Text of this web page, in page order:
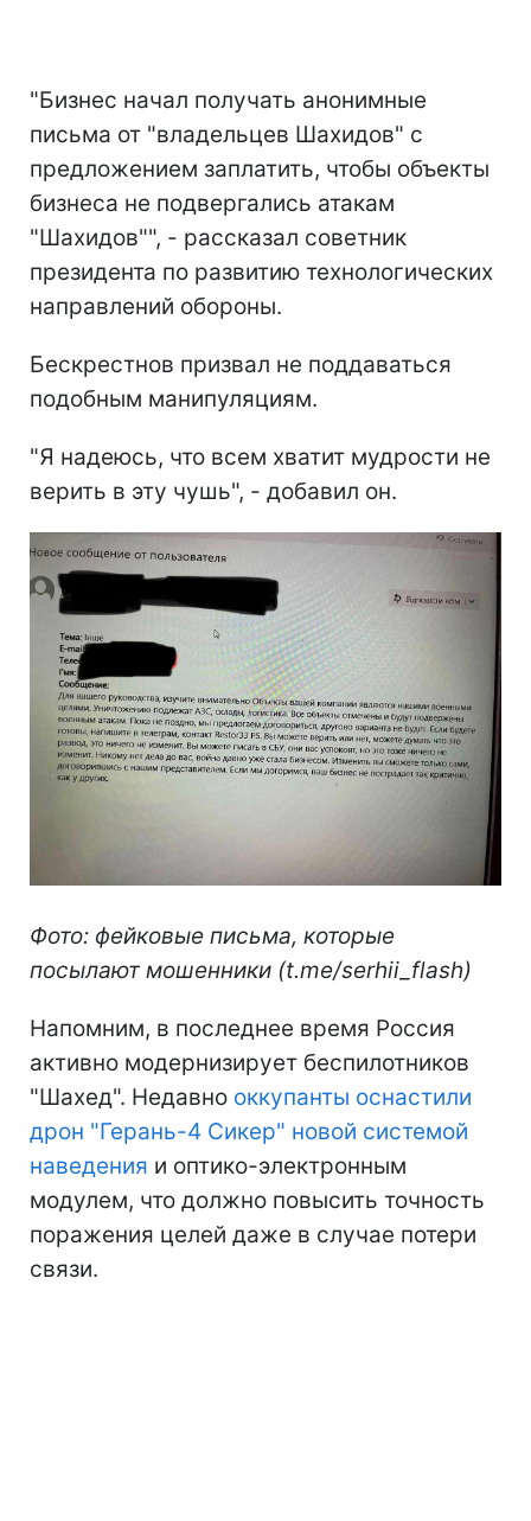
"Бизнес начал получать анонимные
письма от "владельцев Шахидов" с
предложением заплатить, чтобы объекты
бизнеса не подвергались атакам
"Шахидов"", - рассказал советник
президента по развитию технологических
направлений обороны.
Бескрестнов призвал не поддаваться
подобным манипуляциям.
"Я надеюсь, что всем хватит мудрости не
верить в эту чушь", - добавил он.
Фото: фейковые письма, которые
посылают мошенники (t.me/serhii_flash)
Напомним, в последнее время Россия
активно модернизирует беспилотников
"Шахед". Недавно оккупанты оснастили
дрон "Герань-4 Сикер" новой системой
наведения и оптико-электронным
модулем, что должно повысить точность
поражения целей даже в случае потери
связи.